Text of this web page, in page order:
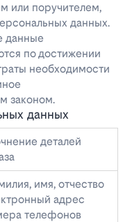
или поручителем,
данных.
данные
по достижении
необходимости
законом.
данных
деталей
имя, отчество
адрес
телефонов